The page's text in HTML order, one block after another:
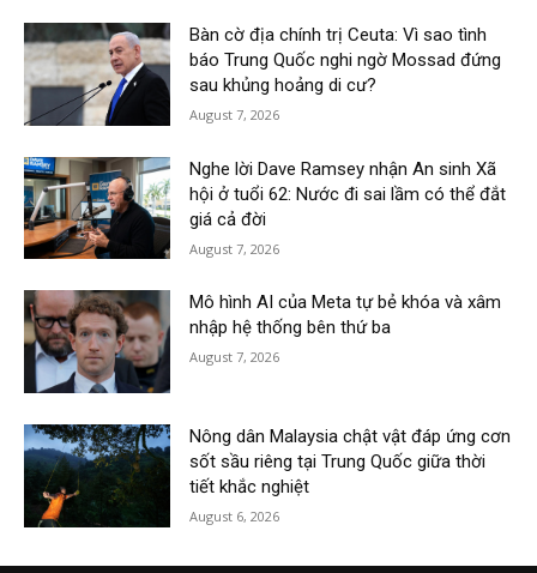
Bàn cờ địa chính trị Ceuta: Vì sao tình
báo Trung Quốc nghi ngờ Mossad đứng
sau khủng hoảng di cư?
August 7, 2026
Nghe lời Dave Ramsey nhận An sinh Xã
hội ở tuổi 62: Nước đi sai lầm có thể đắt
giá cả đời
August 7, 2026
Mô hình AI của Meta tự bẻ khóa và xâm
nhập hệ thống bên thứ ba
August 7, 2026
Nông dân Malaysia chật vật đáp ứng cơn
sốt sầu riêng tại Trung Quốc giữa thời
tiết khắc nghiệt
August 6, 2026